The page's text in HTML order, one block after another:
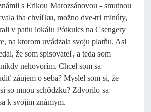
s Erikou Marozsánovou - smutnou
iba chvíľku, možno dve-tri minúty,
v patiu lokálu Pótkulcs na Csengery
na ktorom uvádzala svoju platňu. Asi
že som spisovateľ, a teda som
nehovorím. Chcel som sa
záujem o seba? Myslel som si, že
so mnou schôdzku? Zdvorilo sa
k svojim známym.